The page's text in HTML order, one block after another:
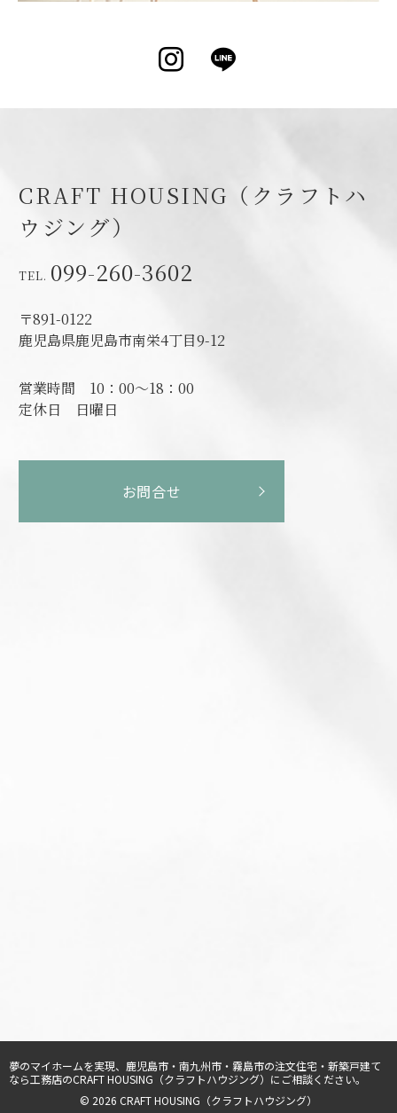
Instagram
CRAFT HOUSING（クラフトハ
ウジング）
099-260-3602
〒891-0122
鹿児島県鹿児島市南栄4丁目9-12
営業時間 10：00～18：00
定休日
日曜日
お問合せ
© 2026 CRAFT HOUSING（クラフトハウジング）
夢のマイホームを実現、 鹿児島市・南九州市・霧島市の注文住宅・新築戸建て
なら工務店のCRAFT HOUSING（クラフトハウジング） にご相談ください。